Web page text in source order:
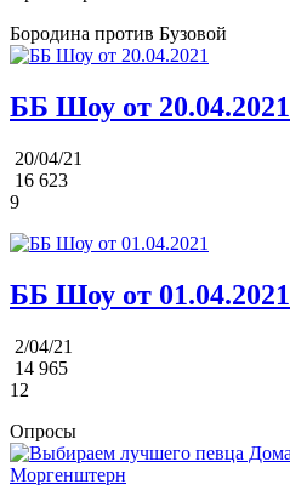
Бородина против Бузовой
ББ Шоу от 20.04.2021
20/04/21
16 623
9
ББ Шоу от 01.04.2021
2/04/21
14 965
12
Опросы